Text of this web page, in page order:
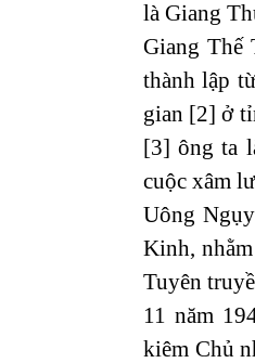
là Giang
Giang Thế
thành lập
gian [2] ở
[3] ông ta
cuộc xâm
Uông
Kinh,
Tuyên
11 năm
kiêm Chủ